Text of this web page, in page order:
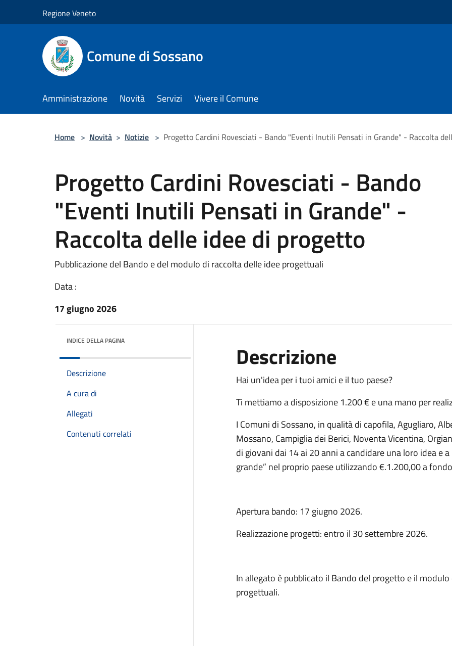
Regione Veneto
Comune di Sossano
Amministrazione Novità Servizi Vivere il Comune
Home > Novità > Notizie > Progetto Cardini Rovesciati - Bando "Eventi Inutili Pensati in Grande" - Raccolta
Progetto Cardini Rovesciati - Bando
"Eventi Inutili Pensati in Grande" -
Raccolta delle idee di progetto
Pubblicazione del Bando e del modulo di raccolta delle idee progettuali
Data :
17 giugno 2026
INDICE DELLA PAGINA
Descrizione
A cura di
Allegati
Contenuti correlati
Descrizione
Hai un'idea per i tuoi amici e il tuo paese?
Ti mettiamo a disposizione 1.200 € e una mano per
I Comuni di Sossano, in qualità di capofila, Agugliaro,
Mossano, Campiglia dei Berici, Noventa Vicentina,
di giovani dai 14 ai 20 anni a candidare una loro idea e
grande” nel proprio paese utilizzando €.1.200,00 a
Apertura bando: 17 giugno 2026.
Realizzazione progetti: entro il 30 settembre 2026.
In allegato è pubblicato il Bando del progetto e il
progettuali.